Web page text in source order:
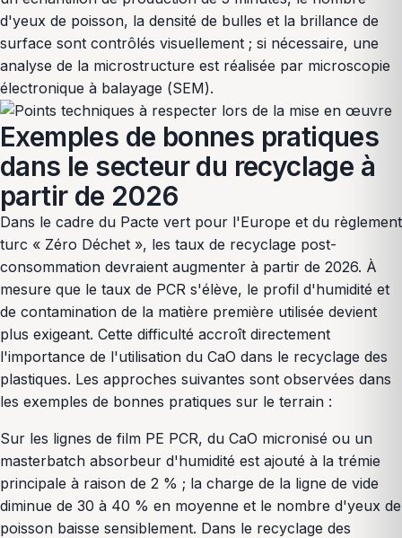
d'yeux de poisson, la densité de bulles et la brillance de
surface sont contrôlés visuellement ; si nécessaire, une
analyse de la microstructure est réalisée par microscopie
électronique à balayage (SEM).
Exemples de bonnes pratiques
dans le secteur du recyclage à
partir de 2026
Dans le cadre du Pacte vert pour l'Europe et du règlement
turc « Zéro Déchet », les taux de recyclage post-
consommation devraient augmenter à partir de 2026. À
mesure que le taux de PCR s'élève, le profil d'humidité et
de contamination de la matière première utilisée devient
plus exigeant. Cette difficulté accroît directement
l'importance de l'utilisation du CaO dans le recyclage des
plastiques. Les approches suivantes sont observées dans
les exemples de bonnes pratiques sur le terrain :
Sur les lignes de film PE PCR, du CaO micronisé ou un
masterbatch absorbeur d'humidité est ajouté à la trémie
principale à raison de 2 % ; la charge de la ligne de vide
diminue de 30 à 40 % en moyenne et le nombre d'yeux de
poisson baisse sensiblement. Dans le recyclage des